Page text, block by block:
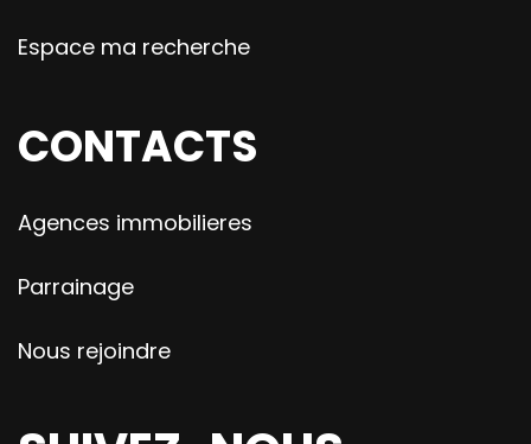
Espace ma recherche
CONTACTS
Agences immobilieres
Parrainage
Nous rejoindre